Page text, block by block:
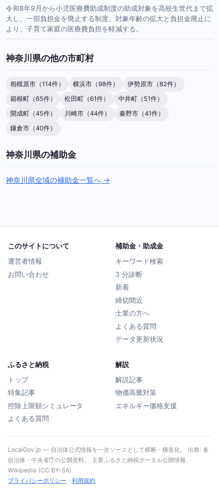
令和8年9月から小児医療費助成制度の助成対象を高校生世代まで拡
大し、一部負担金を廃止する制度。対象年齢の拡大と負担金廃止に
より、子育て家庭の医療費負担を軽減する。
神奈川県の他の市町村
相模原市（114件） 横浜市（98件）
伊勢原市（82件）
箱根町（65件）
松田町（61件）
中井町（51件）
開成町（45件）
川崎市（44件）
秦野市（41件）
鎌倉市（40件）
神奈川県の補助金
神奈川県全域の補助金一覧へ →
このサイトについて
運営者情報
お問い合わせ
補助金・助成金
キーワード検索
3 分診断
新着
締切間近
士業の方へ
よくある質問
データ更新状況
ふるさと納税
トップ
特集記事
控除上限額シミュレータ
よくある質問
解説
解説記事
物価高騰対策
エネルギー価格支援
LocalGov.jp — 自治体公式情報を一次ソースとして横断・構造化。 出典: 各
自治体・中央省庁の公開資料、 主要ふるさと納税ポータル公開情報、
Wikipedia (CC BY-SA)
プライバシーポリシー · 利用規約